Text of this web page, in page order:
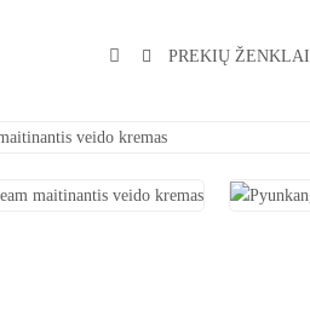
PREKIŲ ŽENKLAI